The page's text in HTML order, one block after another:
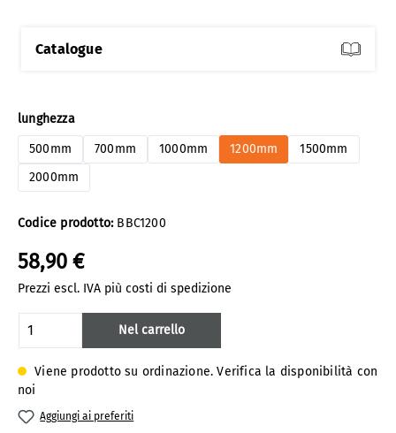
Catalogue
Codice prodotto: BBC1200
58,90 €
Prezzi escl. IVA più costi di spedizione
Viene prodotto su ordinazione. Verifica la disponibilità con
noi
Seleziona
lunghezza
500mm
700mm 1000mm 1200mm
1500mm
2000mm
Quantità del prodotto: inserisci la
Nel carrello
Aggiungi ai preferiti